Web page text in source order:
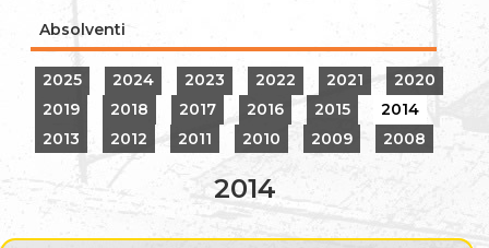
Absolventi
2025 2024 2023 2022 2021
2020
2019
2018 2017 2016 2015
2014
2013
2012 2011 2010 2009 2008
2014